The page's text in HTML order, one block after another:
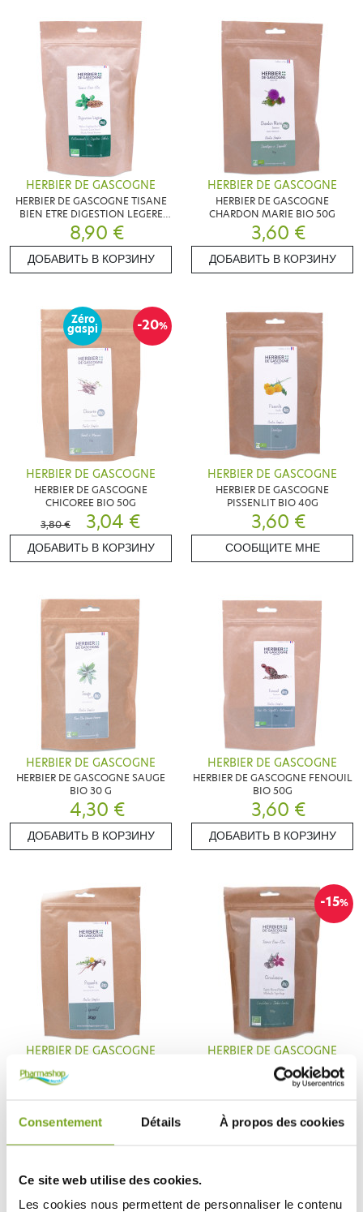
Consentement Détails À propos des cookies
Ce site web utilise des cookies.
Les cookies nous permettent de personnaliser le contenu
HERBIER DE GASCOGNE
HERBIER DE GASCOGNE TISANE
BIEN ETRE DIGESTION LEGERE
BIO 100G
8,90 €
ДОБАВИТЬ В КОРЗИНУ
HERBIER DE GASCOGNE
HERBIER DE GASCOGNE
CHARDON MARIE BIO 50G
3,60 €
ДОБАВИТЬ В КОРЗИНУ
-20%
Zéro
gaspi
HERBIER DE GASCOGNE
HERBIER DE GASCOGNE
CHICOREE BIO 50G
3,80 €
3,04 €
ДОБАВИТЬ В КОРЗИНУ
HERBIER DE GASCOGNE
HERBIER DE GASCOGNE
PISSENLIT BIO 40G
3,60 €
СООБЩИТЕ МНЕ
HERBIER DE GASCOGNE
HERBIER DE GASCOGNE SAUGE
BIO 30 G
4,30 €
ДОБАВИТЬ В КОРЗИНУ
HERBIER DE GASCOGNE
HERBIER DE GASCOGNE FENOUIL
BIO 50G
3,60 €
ДОБАВИТЬ В КОРЗИНУ
HERBIER DE GASCOGNE
HERBIER DE GASCOGNE PLANTES
PISSENLIT BIO 30G
ДОБАВИТЬ В КОРЗИНУ
-15%
HERBIER DE GASCOGNE
HERBIER DE GASCOGNE TISANE
CIRCULATOIRE BIO 100G
ДОБАВИТЬ В КОРЗИНУ